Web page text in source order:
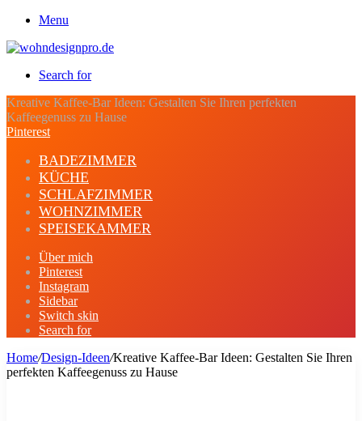
Menu
Search for
Kreative Kaffee-Bar Ideen: Gestalten Sie Ihren perfekten
Kaffeegenuss zu Hause
Pinterest
BADEZIMMER
KÜCHE
SCHLAFZIMMER
WOHNZIMMER
SPEISEKAMMER
Über mich
Pinterest
Instagram
Sidebar
Switch skin
Search for
Home/Design-Ideen/Kreative Kaffee-Bar Ideen: Gestalten Sie Ihren
perfekten Kaffeegenuss zu Hause